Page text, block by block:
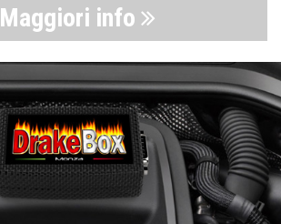
Maggiori info